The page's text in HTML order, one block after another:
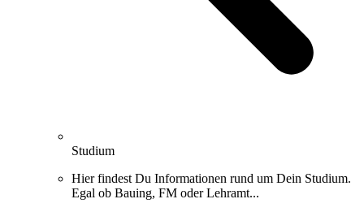
Studium
Hier findest Du Informationen rund um Dein Studium.
Egal ob Bauing, FM oder Lehramt...